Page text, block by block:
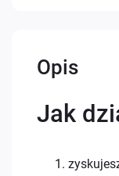
Opis
Jak